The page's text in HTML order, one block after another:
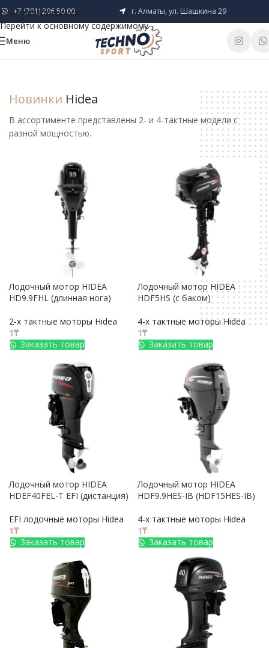
Перейти к навигации
Перейти к основному содержимому
+7 (701) 206 50 00 г. Алматы, ул. Шашкина 29
Меню
Новинки Hidea
В ассортименте представлены 2- и 4-тактные модели с
разной мощностью.
Лодочный мотор HIDEA
HD9.9FHL (длинная нога)
2-х тактные моторы Hidea
1₸
Заказать товар
Лодочный мотор HIDEA
HDF5HS (с баком)
4-х тактные моторы Hidea
1₸
Заказать товар
Лодочный мотор HIDEA
HDEF40FEL-T EFI (дистанция)
EFI лодочные моторы Hidea
1₸
Заказать товар
Лодочный мотор HIDEA
HDF9.9HES-IB (HDF15HES-IB)
4-х тактные моторы Hidea
1₸
Заказать товар